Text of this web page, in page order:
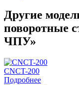
Другие
поворотные
ЧПУ»
CNCT-200
Подробнее